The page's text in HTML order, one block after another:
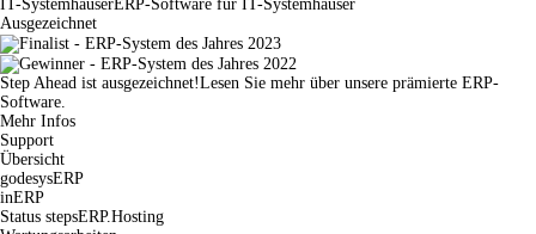
IT-SystemhäuserERP-Software für IT-Systemhäuser
Ausgezeichnet
Step Ahead ist ausgezeichnet!Lesen Sie mehr über unsere prämierte ERP-
Software.
Mehr Infos
Support
Übersicht
godesysERP
inERP
Status stepsERP.Hosting